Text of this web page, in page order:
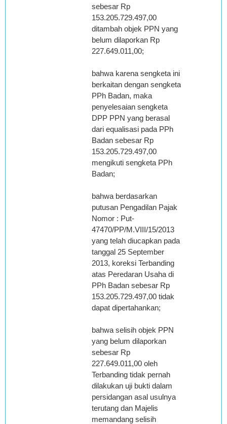
sebesar Rp
153.205.729.497,00
ditambah objek PPN yang
belum dilaporkan Rp
227.649.011,00;
bahwa karena sengketa ini
berkaitan dengan sengketa
PPh Badan, maka
penyelesaian sengketa
DPP PPN yang berasal
dari equalisasi pada PPh
Badan sebesar Rp
153.205.729.497,00
mengikuti sengketa PPh
Badan;
bahwa berdasarkan
putusan Pengadilan Pajak
Nomor : Put-
47470/PP/M.VIII/15/2013
yang telah diucapkan pada
tanggal 25 September
2013, koreksi Terbanding
atas Peredaran Usaha di
PPh Badan sebesar Rp
153.205.729.497,00 tidak
dapat dipertahankan;
bahwa selisih objek PPN
yang belum dilaporkan
sebesar Rp
227.649.011,00 oleh
Terbanding tidak pernah
dilakukan uji bukti dalam
persidangan asal usulnya
terutang dan Majelis
memandang selisih